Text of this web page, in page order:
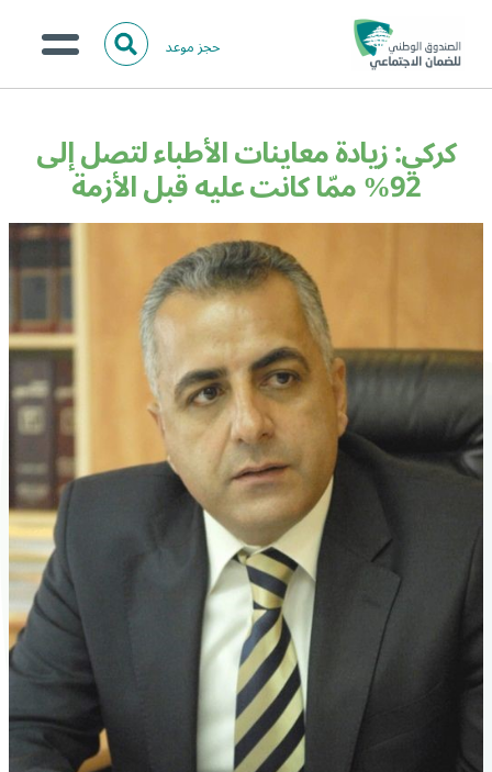
حجز موعد ا
ل
ث
الخدمات الالكترونية
المركز الإعلامي
تواصل معنا
البحث
كركي: زيادة معاينات الأطباء لتصل إلى
92% ممّا كانت عليه قبل الأزمة